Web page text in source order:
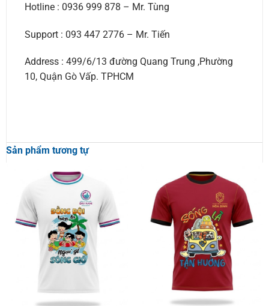
Hotline : 0936 999 878 – Mr. Tùng
Support : 093 447 2776 – Mr. Tiến
Address : 499/6/13 đường Quang Trung ,Phường
10, Quận Gò Vấp. TPHCM
Sản phẩm tương tự